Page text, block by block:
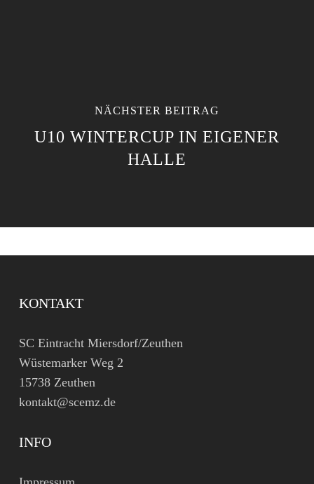
NÄCHSTER BEITRAG
U10 WINTERCUP IN EIGENER
HALLE
KONTAKT
SC Eintracht Miersdorf/Zeuthen
Wüstemarker Weg 2
15738 Zeuthen
kontakt@scemz.de
INFO